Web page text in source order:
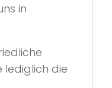
in
lediglich die